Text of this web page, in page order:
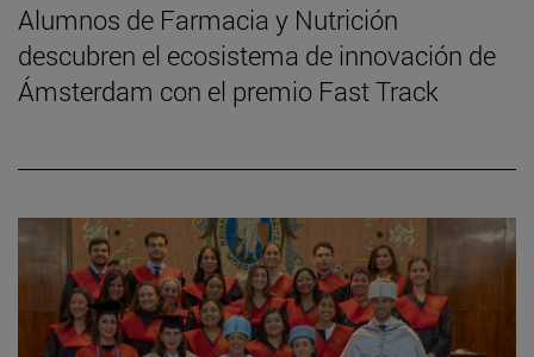
Alumnos de Farmacia y Nutrición
descubren el ecosistema de innovación de
Ámsterdam con el premio Fast Track